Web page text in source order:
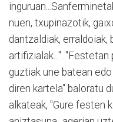
nuen, txupinazotik,
dantzaldiak, erraldoiak,
artifizialak...".
guztiak une batean
diren kartela" baloratu
alkateak, "Gure festen